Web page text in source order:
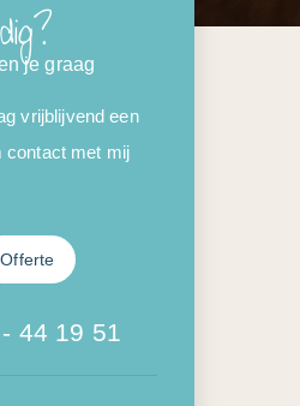
je graag
vrijblijvend een
contact met mij
Offerte
44 19 51